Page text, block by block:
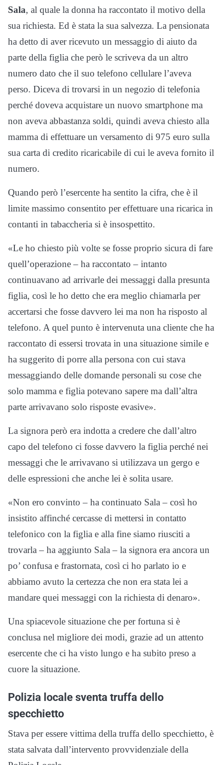
Sala, al quale la donna ha raccontato il motivo della
sua richiesta. Ed è stata la sua salvezza. La pensionata
ha detto di aver ricevuto un messaggio di aiuto da
parte della figlia che però le scriveva da un altro
numero dato che il suo telefono cellulare l’aveva
perso. Diceva di trovarsi in un negozio di telefonia
perché doveva acquistare un nuovo smartphone ma
non aveva abbastanza soldi, quindi aveva chiesto alla
mamma di effettuare un versamento di 975 euro sulla
sua carta di credito ricaricabile di cui le aveva fornito il
numero.
Quando però l’esercente ha sentito la cifra, che è il
limite massimo consentito per effettuare una ricarica in
contanti in tabaccheria si è insospettito.
«Le ho chiesto più volte se fosse proprio sicura di fare
quell’operazione – ha raccontato – intanto
continuavano ad arrivarle dei messaggi dalla presunta
figlia, così le ho detto che era meglio chiamarla per
accertarsi che fosse davvero lei ma non ha risposto al
telefono. A quel punto è intervenuta una cliente che ha
raccontato di essersi trovata in una situazione simile e
ha suggerito di porre alla persona con cui stava
messaggiando delle domande personali su cose che
solo mamma e figlia potevano sapere ma dall’altra
parte arrivavano solo risposte evasive».
La signora però era indotta a credere che dall’altro
capo del telefono ci fosse davvero la figlia perché nei
messaggi che le arrivavano si utilizzava un gergo e
delle espressioni che anche lei è solita usare.
«Non ero convinto – ha continuato Sala – così ho
insistito affinché cercasse di mettersi in contatto
telefonico con la figlia e alla fine siamo riusciti a
trovarla – ha aggiunto Sala – la signora era ancora un
po’ confusa e frastornata, così ci ho parlato io e
abbiamo avuto la certezza che non era stata lei a
mandare quei messaggi con la richiesta di denaro».
Una spiacevole situazione che per fortuna si è
conclusa nel migliore dei modi, grazie ad un attento
esercente che ci ha visto lungo e ha subito preso a
cuore la situazione.
Polizia locale sventa truffa dello
specchietto
Stava per essere vittima della truffa dello specchietto, è
stata salvata dall’intervento provvidenziale della